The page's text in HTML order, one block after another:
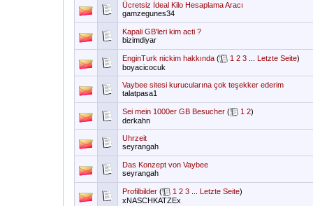
Ücretsiz İdeal Kilo Hesaplama Aracı
gamzegunes34
Kapali GB'leri kim acti ?
bizimdiyar
EnginTurk nickim hakkında ( 1 2 3 Letzte Seite)
boyacicocuk
Vaybee sitesi kurucularına çok teşekker ederim
talatpasa1
Sei mein 1000er GB Besucher ( 1 2)
derkahn
Uhrzeit
seyrangah
Das Konzept von Vaybee
seyrangah
Profilbilder ( 1 2 3 Letzte Seite)
xNASCHKATZEx